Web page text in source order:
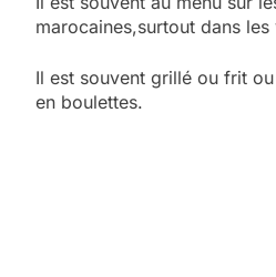
marocaines,surtout dans
Il est souvent grillé ou frit
en boulettes.